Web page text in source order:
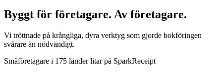
Byggt för företagare. Av företagare.
Vi tröttnade på krångliga, dyra verktyg som gjorde bokföringen
svårare än nödvändigt.
Småföretagare i 175 länder litar på SparkReceipt